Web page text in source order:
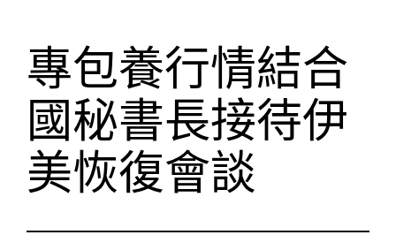
專包養行情結合
國秘書長接待伊
美恢復會談